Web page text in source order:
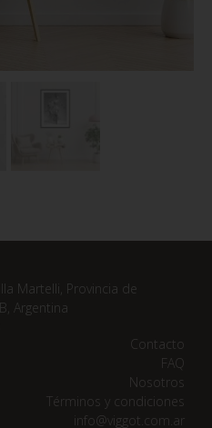
Martelli, Provincia de
Argentina
Contacto
FAQ
Nosotros
Términos y condiciones
info@viggot.com.ar